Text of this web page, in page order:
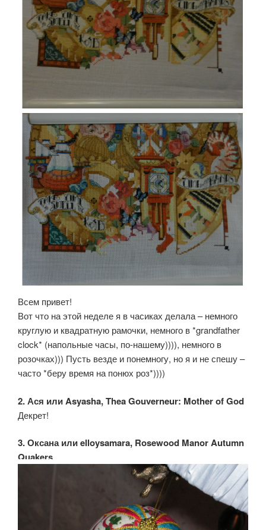
Всем привет!
Вот что на этой неделе я в часиках делала – немного
круглую и квадратную рамочки, немного в *grandfather
clock* (напольные часы, по-нашему)))), немного в
розочках))) Пусть везде и понемногу, но я и не спешу –
часто *беру время на понюх роз*))))
2. Ася или Asyasha, Thea Gouverneur: Mother of God
Декрет!
3. Оксана или elloysamara, Rosewood Manor Autumn
Quakers